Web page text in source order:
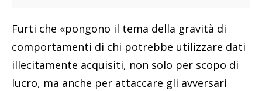
Furti che «pongono il tema della gravità di
comportamenti di chi potrebbe utilizzare dati
illecitamente acquisiti, non solo per scopo di
lucro, ma anche per attaccare gli avversari